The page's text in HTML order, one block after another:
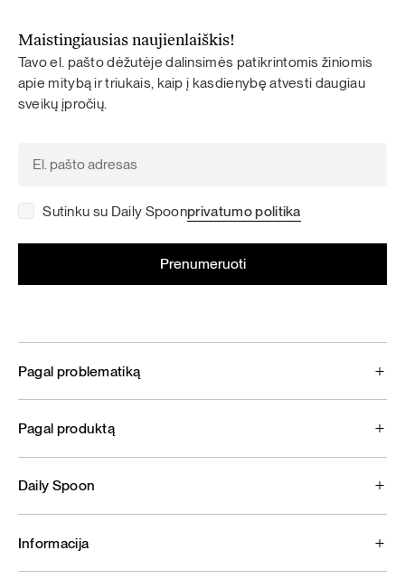
Maistingiausias naujienlaiškis!
Tavo el. pašto dėžutėje dalinsimės patikrintomis žiniomis
apie mitybą ir triukais, kaip į kasdienybę atvesti daugiau
sveikų įpročių.
Sutinku su Daily Spoonprivatumo politika
Pagal problematiką
Pagal produktą
Daily Spoon
Informacija